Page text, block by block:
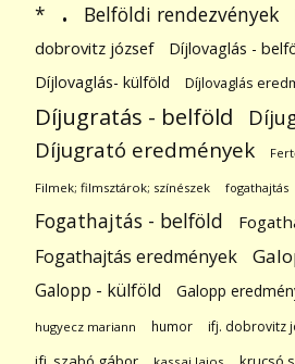
* . Belföldi rendezvények
dobrovitz józsef
Díjlovaglás -
Díjlovaglás- külföld
Díjlovaglás
Díjugratás - belföld
Díjugrató eredmények
Filmek; filmsztárok; színészek fogathajtás
Fogathajtás - belföld
Fogathajtás eredmények
Galopp - külföld Galopp
hugyecz mariann humor ifj. dobrovitz